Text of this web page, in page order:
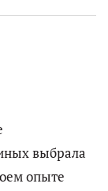
выбрала
опыте